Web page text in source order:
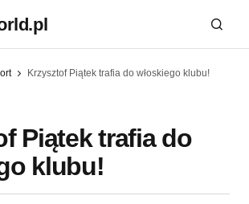
Krzysztof Piątek trafia do włoskiego klubu!
Piątek trafia do
klubu!